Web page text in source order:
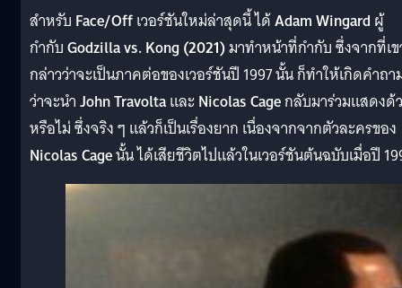
สำหรับ Face/Offเวอร์ชันใหม่ล่าสุดนี้ ได้Adam Wingard ผู้
กำกับGodzilla vs. Kong (2021)มาทำหน้าที่กำกับ ซึ่งจากที่เ
กล่าวว่าจะเป็นภาคต่อของเวอร์ชันปี 1997 นั้น ก็ทำให้เกิดคำถา
ว่าจะนำJohn TravoltaและNicolas Cageกลับมาร่วมแสดงด้
หรือไม่ ซึ่งจริง ๆ แล้วก็เป็นเรื่องยาก เนื่องจากจากตัวละครของ
Nicolas Cageนั้น ได้เสียชีวิตไปแล้วในเวอร์ชันต้นฉบับเมื่อปี